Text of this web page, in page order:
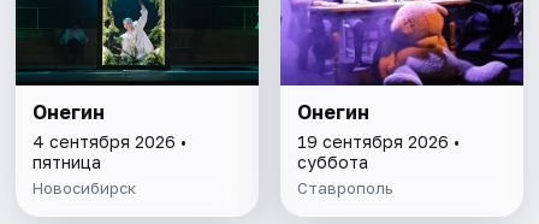
Онегин
4 сентября 2026 •
пятница
Новосибирск
Онегин
19 сентября 2026 •
суббота
Ставрополь